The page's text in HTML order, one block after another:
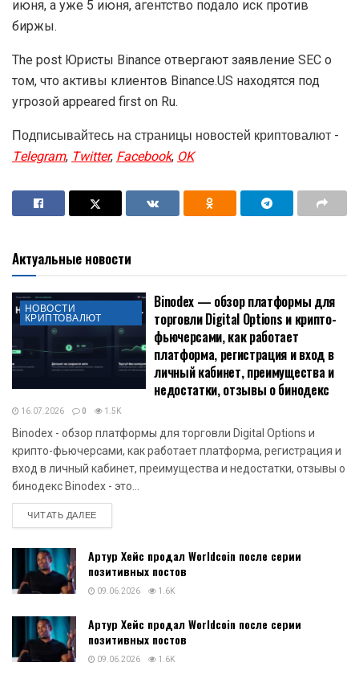
июня, а уже 5 июня, агентство подало иск против
биржы.
The post Юристы Binance отвергают заявление SEC о
том, что активы клиентов Binance.US находятся под
угрозой appeared first on Ru.
Подписывайтесь на страницы новостей криптовалют -
Telegram,Twitter,Facebook,OK
Актуальные новости
НОВОСТИ
КРИПТОВАЛЮТ
Binodex — обзор платформы для
торговли Digital Options и крипто-
фьючерсами, как работает
платформа, регистрация и вход в
личный кабинет, преимущества и
недостатки, отзывы о бинодекс
16.07.2026 0 1.5K
Binodex - обзор платформы для торговли Digital Options и
крипто-фьючерсами, как работает платформа, регистрация и
вход в личный кабинет, преимущества и недостатки, отзывы о
бинодекс Binodex - это...
ЧИТАТЬ ДАЛЕЕDETAILS
Артур Хейс продал Worldcoin после серии
позитивных постов
09.06.2026 1.6K
Артур Хейс продал Worldcoin после серии
позитивных постов
09.06.2026 1.6K